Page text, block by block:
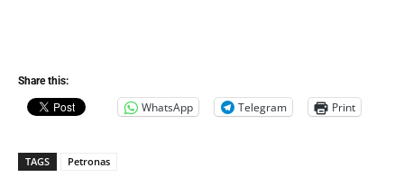
Share this:
WhatsApp Telegram Print
TAGS Petronas